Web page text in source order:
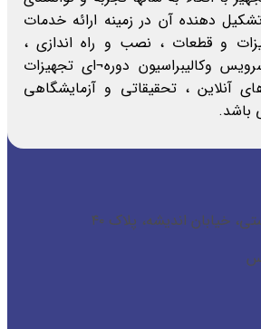
دهنده آن در زمینه ارائه خدمات
و قطعات ، نصب و راه اندازی ،
وکالیبراسیون دوره¬ای تجهیزات
آنلاین ، تحقیقاتی و آزمایشگاهی
باشد.
خیابان اندیشه، پلاک ۴۰